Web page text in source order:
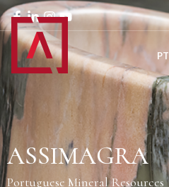
PT
ASSIMAGRA
Portuguese Mineral Resources